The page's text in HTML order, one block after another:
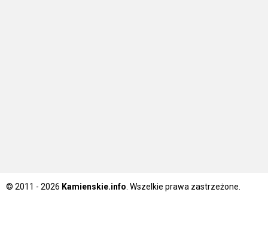
© 2011 - 2026 Kamienskie.info . Wszelkie prawa zastrzeżone.